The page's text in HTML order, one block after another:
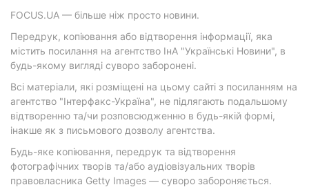
FOCUS.UA — більше ніж просто новини.
Передрук, копіювання або відтворення інформації, яка
містить посилання на агентство ІнА "Українські Новини", в
будь-якому вигляді суворо заборонені.
Всі матеріали, які розміщені на цьому сайті з посиланням на
агентство "Інтерфакс-Україна", не підлягають подальшому
відтворенню та/чи розповсюдженню в будь-якій формі,
інакше як з письмового дозволу агентства.
Будь-яке копіювання, передрук та відтворення
фотографічних творів та/або аудіовізуальних творів
правовласника Getty Images — суворо забороняється.